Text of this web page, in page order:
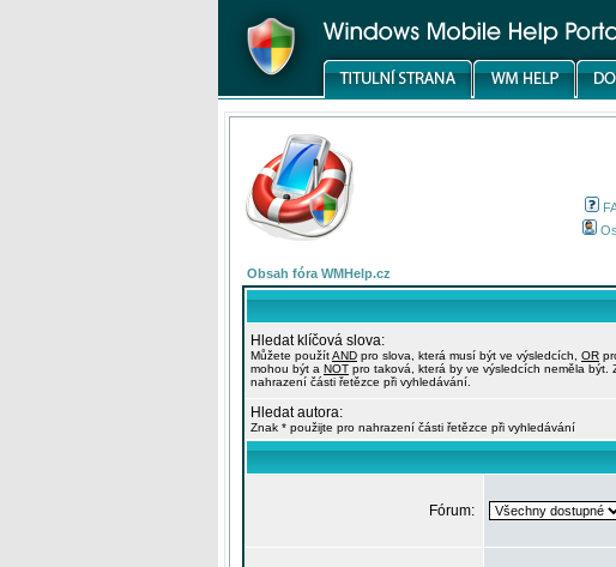
Obsah fóra WMHelp.cz
Hledat klíčová slova:
Můžete použítAND pro slova, která musí být ve výsledcích, OR
mohou být a NOT pro taková, která by ve výsledcích neměla být.
nahrazení části řetězce při vyhledávání.
Hledat autora:
Znak * použijte pro nahrazení části řetězce při vyhledávání
Fórum: